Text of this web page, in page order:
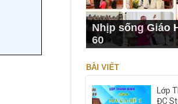
Nhịp sống Giáo
60
BÀI VIẾT
Lớp
ĐC